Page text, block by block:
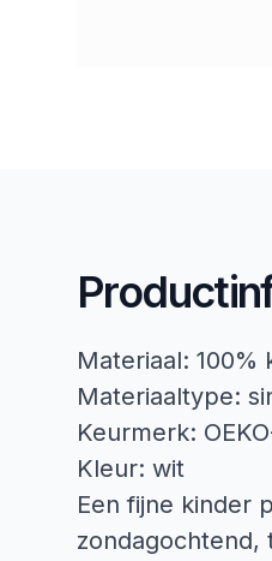
Materiaal: 100%
Materiaaltype:
Keurmerk:
Kleur: wit
Een fijne kinder
zondagochtend,